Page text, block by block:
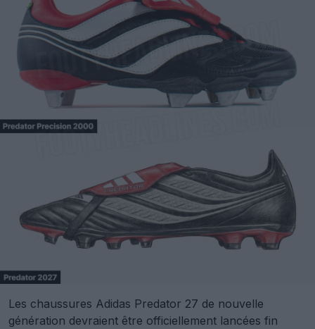
Les chaussures Adidas Predator 27 de nouvelle
génération devraient être officiellement lancées fin